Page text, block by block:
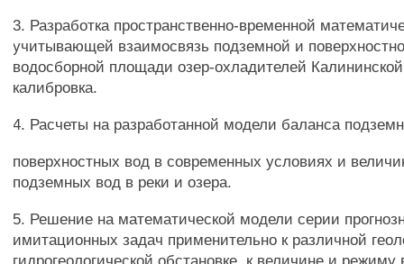
3. Разработка пространственно-временной
учитывающей взаимосвязь подземной и
водосборной площади озер-охладителей
калибровка.
4. Расчеты на разработанной модели баланса
поверхностных вод в современных условиях и
подземных вод в реки и озера.
5. Решение на математической модели серии
имитационных задач применительно к различной
гидрогеологической обстановке, к величине и режиму